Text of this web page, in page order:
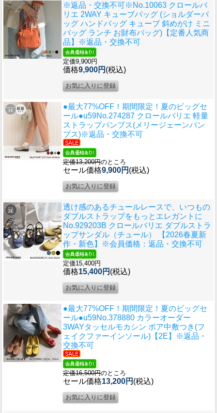
※返品・交換不可※ No.10063 クロールバ
リエ 2WAY キューブバッグ (ショルダーバ
ッグ ハンドバッグ キューブ 斜めがけ ミニ
バッグ ランチ お財布バッグ)【定番人気商
品】※返品・交換不可
定価9,900円
価格9,900円 (税込)
●最大77%OFF！期間限定！夏のビッグセ
ール●u59No.274287 クロールバリエ 軽量
ストラップパンプス(メリージェーンパン
プス)※返品・交換不可
定価13,200円のところ
セール価格9,900円 (税込)
透け感のあるチュールレースで、いつもの
ダブルストラップをもっとエレガントに
No.929203B クロールバリエ ダブルストラ
ップサンダル（チュール） 【2026春夏新
作・新色】※会員価格：返品・交換不可
定価15,400円
価格15,400円 (税込)
●最大77%OFF！期間限定！夏のビッグセ
ール●u59No.378880 カラーオーダー
3WAYタッセルモカシン ボア中敷つき(フ
ェイクファーインソール)【2E】※返品・
交換不可
定価16,500円のところ
セール価格13,200円 (税込)